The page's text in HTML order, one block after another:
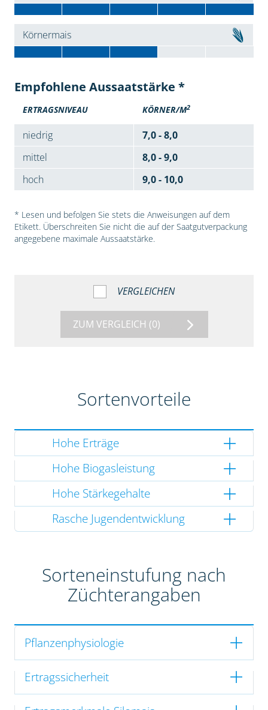
Körnermais
Empfohlene Aussaatstärke *
ERTRAGSNIVEAU KÖRNER/M2
niedrig
7,0 - 8,0
mittel
8,0 - 9,0
hoch
9,0 - 10,0
* Lesen und befolgen Sie stets die Anweisungen auf dem
Etikett. Überschreiten Sie nicht die auf der Saatgutverpackung
angegebene maximale Aussaatstärke.
VERGLEICHEN
ZUM VERGLEICH (0)
Sortenvorteile
Hohe Erträge
Hohe Biogasleistung
Hohe Stärkegehalte
Rasche Jugendentwicklung
Sorteneinstufung nach
Züchterangaben
Pflanzenphysiologie
Ertragssicherheit